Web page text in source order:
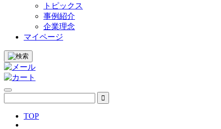
トピックス
事例紹介
企業理念
マイページ
TOP